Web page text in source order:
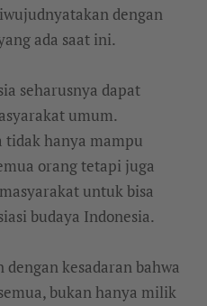
dengan
ada saat ini.
seharusnya dapat
umum.
tidak hanya mampu
orang tetapi juga
untuk bisa
budaya Indonesia.
kesadaran bahwa
bukan hanya milik